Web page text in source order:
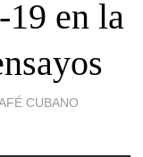
en la
CUBANO